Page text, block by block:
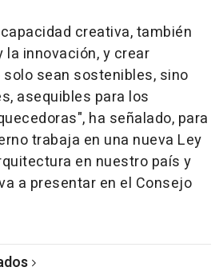
creativa, también
la innovación, y crear
sean sostenibles, sino
asequibles para los
ha señalado, para
trabaja en una nueva Ley
en nuestro país y
a presentar en el Consejo